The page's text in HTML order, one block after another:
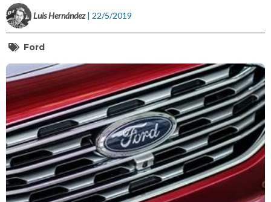
Luis Hernández | 22/5/2019
Ford